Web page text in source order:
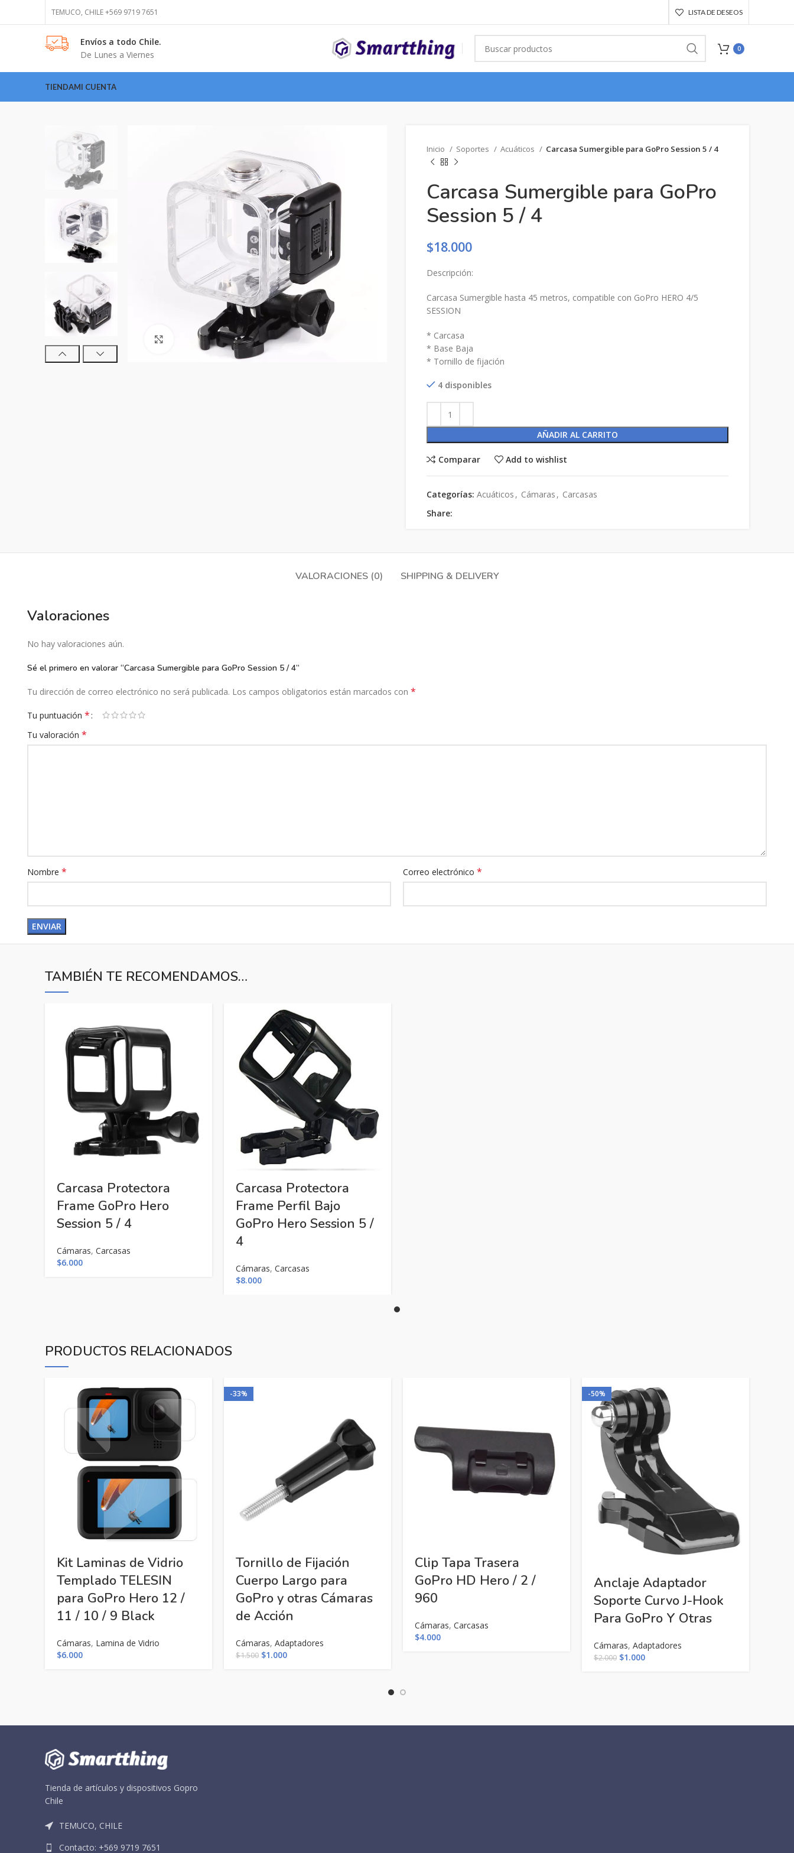
TEMUCO, CHILE +569 9719 7651 LISTA DE DESEOS
Envíos a todo Chile.
De Lunes a Viernes
0
TIENDAMI CUENTA
Clic para ampliar
Inicio Soportes Acuáticos Carcasa Sumergible para GoPro Session 5 / 4
Carcasa Sumergible para GoPro
Session 5 / 4
$18.000
Descripción:
Carcasa Sumergible hasta 45 metros, compatible con GoPro HERO 4/5
SESSION
* Carcasa
* Base Baja
* Tornillo de fijación
4 disponibles
AÑADIR AL CARRITO
Comparar Add to wishlist
Categorías: Acuáticos , Cámaras , Carcasas
Share:
VALORACIONES (0) SHIPPING & DELIVERY
Valoraciones
No hay valoraciones aún.
Sé el primero en valorar “Carcasa Sumergible para GoPro Session 5 / 4”
Tu dirección de correo electrónico no será publicada. Los campos obligatorios están marcados con *
Tu puntuación *
Tu valoración *
Nombre * Correo electrónico *
TAMBIÉN TE RECOMENDAMOS…
Carcasa Protectora
Frame GoPro Hero
Session 5 / 4
Cámaras, Carcasas
$6.000
Carcasa Protectora
Frame Perfil Bajo
GoPro Hero Session 5 /
4
Cámaras, Carcasas
$8.000
PRODUCTOS RELACIONADOS
Kit Laminas de Vidrio
Templado TELESIN
para GoPro Hero 12 /
11 / 10 / 9 Black
Cámaras, Lamina de Vidrio
$6.000
-33%
Tornillo de Fijación
Cuerpo Largo para
GoPro y otras Cámaras
de Acción
Cámaras, Adaptadores
$1.500 El
$1.000El
Clip Tapa Trasera
GoPro HD Hero / 2 /
960
Cámaras, Carcasas
$4.000
-50%
Anclaje Adaptador
Soporte Curvo J-Hook
Para GoPro Y Otras
Cámaras, Adaptadores
$2.000 El
$1.000El
Tienda de artículos y dispositivos Gopro
Chile
TEMUCO, CHILE
Contacto: +569 9719 7651